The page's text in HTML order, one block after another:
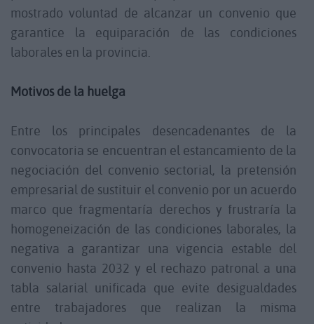
mostrado voluntad de alcanzar un convenio que
garantice la equiparación de las condiciones
laborales en la provincia.
Motivos de la huelga
Entre los principales desencadenantes de la
convocatoria se encuentran el estancamiento de la
negociación del convenio sectorial, la pretensión
empresarial de sustituir el convenio por un acuerdo
marco que fragmentaría derechos y frustraría la
homogeneización de las condiciones laborales, la
negativa a garantizar una vigencia estable del
convenio hasta 2032 y el rechazo patronal a una
tabla salarial unificada que evite desigualdades
entre trabajadores que realizan la misma